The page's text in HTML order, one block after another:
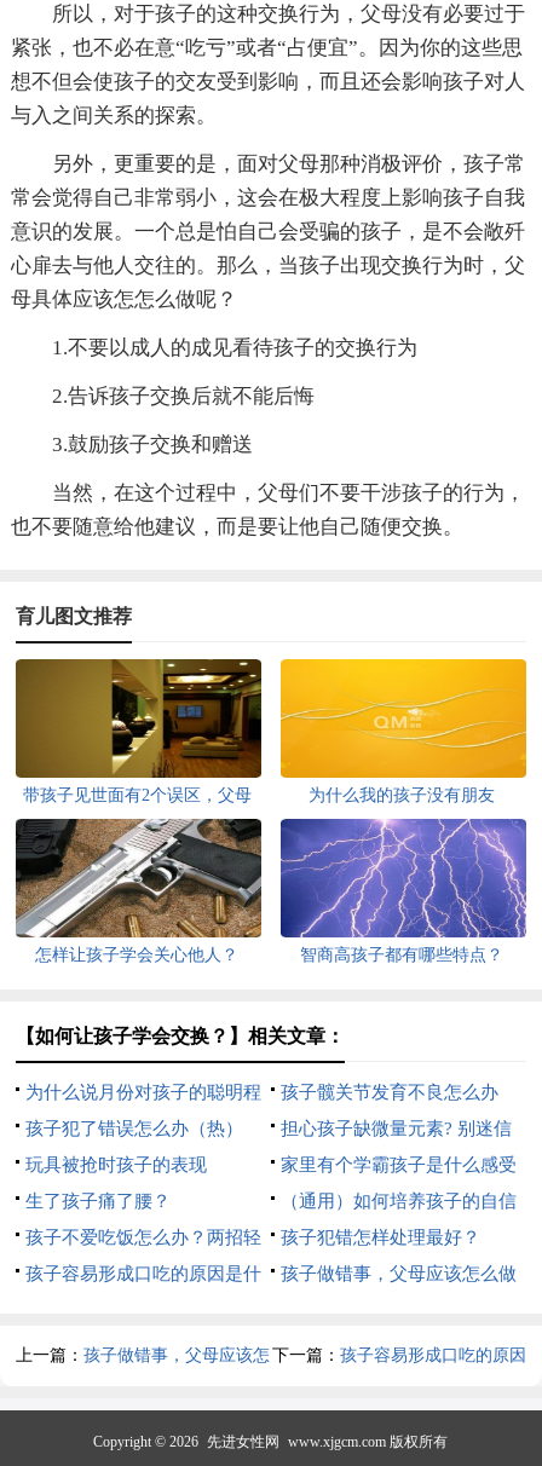
所以，对于孩子的这种交换行为，父母没有必要过于
紧张，也不必在意“吃亏”或者“占便宜”。因为你的这些思
想不但会使孩子的交友受到影响，而且还会影响孩子对人
与入之间关系的探索。
另外，更重要的是，面对父母那种消极评价，孩子常
常会觉得自己非常弱小，这会在极大程度上影响孩子自我
意识的发展。一个总是怕自己会受骗的孩子，是不会敞歼
心扉去与他人交往的。那么，当孩子出现交换行为时，父
母具体应该怎怎么做呢？
1.不要以成人的成见看待孩子的交换行为
2.告诉孩子交换后就不能后悔
3.鼓励孩子交换和赠送
当然，在这个过程中，父母们不要干涉孩子的行为，
也不要随意给他建议，而是要让他自己随便交换。
育儿图文推荐
带孩子见世面有2个误区，父母
要早知道！
为什么我的孩子没有朋友
怎样让孩子学会关心他人？ 智商高孩子都有哪些特点？
【如何让孩子学会交换？】相关文章：
为什么说月份对孩子的聪明程
度有影响呢？
孩子髋关节发育不良怎么办
孩子犯了错误怎么办（热）
担心孩子缺微量元素? 别迷信
简单检测 应综合诊断
玩具被抢时孩子的表现
家里有个学霸孩子是什么感受
生了孩子痛了腰？
（通用）如何培养孩子的自信
心
孩子不爱吃饭怎么办？两招轻
松搞定
孩子犯错怎样处理最好？
孩子容易形成口吃的原因是什
孩子做错事，父母应该怎么做
上一篇：孩子做错事，父母应该怎 下一篇： 孩子容易形成口吃的原因
Copyright © 2026 先进女性网 www.xjgcm.com 版权所有